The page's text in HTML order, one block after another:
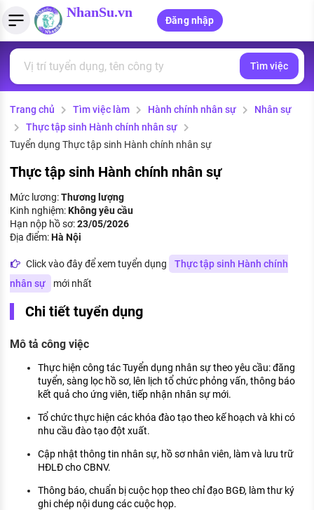
NhanSu.vn
Đăng nhập
Tìm việc làm
Việc làm ngành luật
Việc làm lương cao
Việc làm tốt nhất
CÔNG TY
Danh sách nhà tuyển dụng
Nhà tuyển dụng hàng đầu
Quản lý CV
Tải CV lên
Tạo CV trực tuyến
MẪU CV THEO STYLE
Mẫu CV đơn giản
Tính lương Gross - Net
Tính thuế thu nhập cá nhân
Tính trợ cấp thất nghiệp
PHÁP LUẬT VIỆT NAM
Văn bản pháp luật
Chính sách mới
PHÁP LUẬT LAO ĐỘNG
Lao động và tiền lương
Bảo hiểm và phúc lợi
Thuế thu nhập
Hồ sơ biểu mẫu
Tử vi nghề nghiệp
Kỹ năng nghề nghiệp
HƯỚNG NGHIỆP VIỆC LÀM
Đặc trưng từng nghề
Xu hướng việc làm
XÂY DỰNG VÀ PHÁT TRIỂN ĐỘI NGŨ
NHÂN SỰ
Tìm việc
Trang chủ Tìm việc làm Hành chính nhân sự
Nhân sự
Thực tập sinh Hành chính nhân sự
Tuyển dụng Thực tập sinh Hành chính nhân sự
Thực tập sinh Hành chính nhân sự
Mức lương:Thương lượng
Kinh nghiệm:Không yêu cầu
Hạn nộp hồ sơ:23/05/2026
Địa điểm:Hà Nội
Click vào đây để xem tuyển dụng
Thực tập sinh Hành chính
nhân sự
mới nhất
Chi tiết tuyển dụng
Mô tả công việc
Thực hiện công tác Tuyển dụng nhân sự theo yêu cầu: đăng
tuyển, sàng lọc hồ sơ, lên lịch tổ chức phỏng vấn, thông báo
kết quả cho ứng viên, tiếp nhận nhân sự mới.
Tổ chức thực hiện các khóa đào tạo theo kế hoạch và khi có
nhu cầu đào tạo đột xuất.
Cập nhật thông tin nhân sự, hồ sơ nhân viên, làm và lưu trữ
HĐLĐ cho CBNV.
Thông báo, chuẩn bị cuộc họp theo chỉ đạo BGĐ, làm thư ký
ghi chép nội dung các cuộc họp.